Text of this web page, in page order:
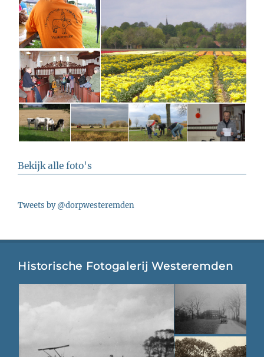
Bekijk alle foto's
Tweets by @dorpwesteremden
Historische Fotogalerij Westeremden